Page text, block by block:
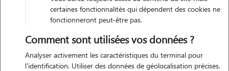
jardin ferme et avoir un moyen de promenade rapide sans prendre le
véhicule.
Expérience
certaines fonctionnalités qui dépendent des cookies ne
fonctionneront peut-être pas.
Comment sont utilisées vos données ?
Analyser activement les caractéristiques du terminal pour
l'identification. Utiliser des données de géolocalisation précises.